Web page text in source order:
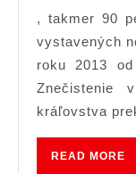
, takmer 90
vystavených
roku 2013
Znečistenie
kráľovstva
READ MORE